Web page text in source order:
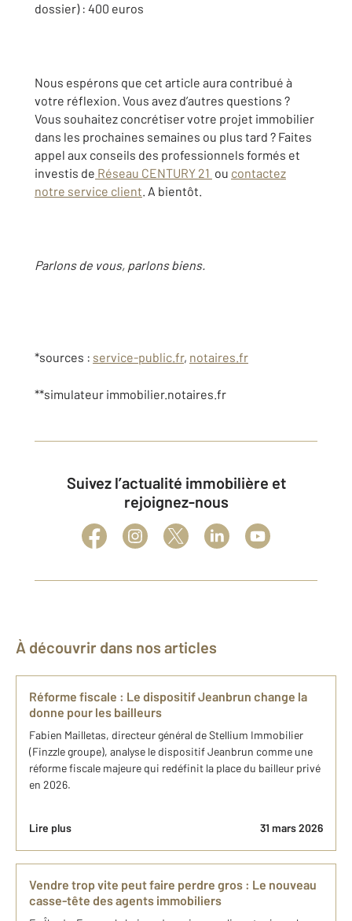
dossier) : 400 euros
Nous espérons que cet article aura contribué à
votre réflexion. Vous avez d’autres questions ?
Vous souhaitez concrétiser votre projet immobilier
dans les prochaines semaines ou plus tard ? Faites
appel aux conseils des professionnels formés et
investis de Réseau CENTURY 21 ou contactez
notre service client. A bientôt.
Parlons de vous, parlons biens.
*sources : service-public.fr, notaires.fr
**simulateur immobilier.notaires.fr
Suivez l’actualité immobilière et
rejoignez-nous
À découvrir dans nos articles
Réforme fiscale : Le dispositif Jeanbrun change la
donne pour les bailleurs
Fabien Mailletas, directeur général de Stellium Immobilier
(Finzzle groupe), analyse le dispositif Jeanbrun comme une
réforme fiscale majeure qui redéfinit la place du bailleur privé
en 2026.
Lire plus 31 mars 2026
Vendre trop vite peut faire perdre gros : Le nouveau
casse-tête des agents immobiliers